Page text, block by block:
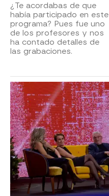
¿Te acordabas de que
había participado en este
programa? Pues fue uno
de los profesores y nos
ha contado detalles de
las grabaciones.